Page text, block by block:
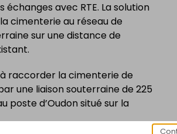
avec RTE. La solution
cimenterie au réseau de
sur une distance de
raccorder la cimenterie de
une liaison souterraine de 225
poste d’Oudon situé sur la